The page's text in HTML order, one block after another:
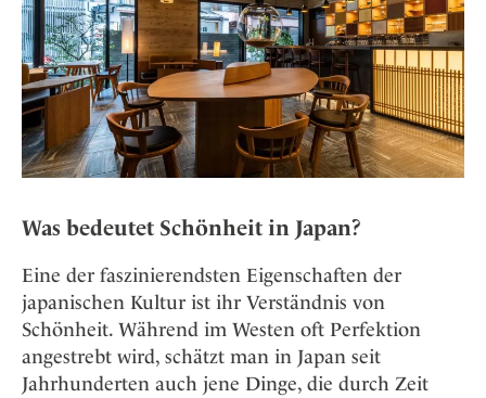
Was bedeutet Schönheit in Japan?
Eine der faszinierendsten Eigenschaften der
japanischen Kultur ist ihr Verständnis von
Schönheit. Während im Westen oft Perfektion
angestrebt wird, schätzt man in Japan seit
Jahrhunderten auch jene Dinge, die durch Zeit